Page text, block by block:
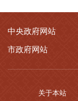
中央政府网站
市政府网站
关于本站